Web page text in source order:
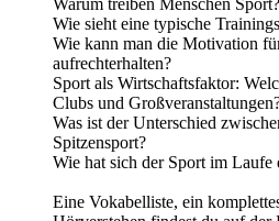
Eine Vokabelliste, ein
Hörverstehen findest du auf der
Alle Folgen des Deutsch-
deutschtraining.org/podcast
Auf deutschtraining.org findest
Materialien zum Deutsch lernen.
bestimmt etwas für dich dabei.
Viel Spaß beim Deutsch lernen